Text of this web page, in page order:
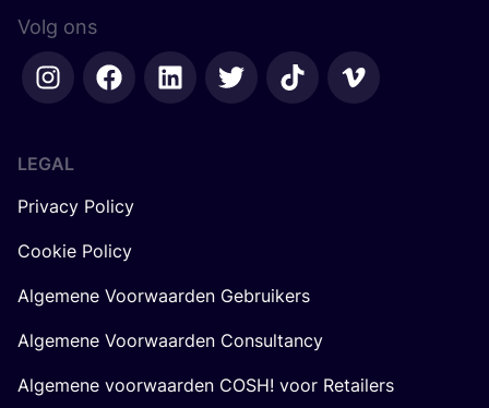
Volg ons
LEGAL
Privacy Policy
Cookie Policy
Algemene Voorwaarden Gebruikers
Algemene Voorwaarden Consultancy
Algemene voorwaarden COSH! voor Retailers